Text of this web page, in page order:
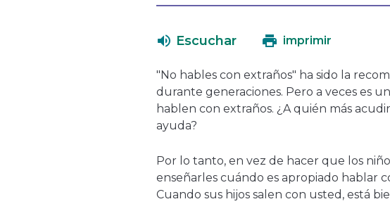
Escuchar imprimir
"No hables con extraños" ha sido la
durante generaciones. Pero a veces es
hablen con extraños. ¿A quién más
ayuda?
Por lo tanto, en vez de hacer que los
enseñarles cuándo es apropiado hablar
Cuando sus hijos salen con usted, está